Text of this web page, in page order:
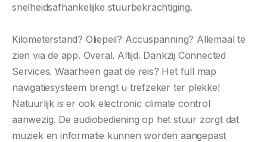
snelheidsafhankelijke stuurbekrachtiging.
Kilometerstand? Oliepeil? Accuspanning? Allemaal te
zien via de app. Overal. Altijd. Dankzij Connected
Services. Waarheen gaat de reis? Het full map
navigatiesysteem brengt u trefzeker ter plekke!
Natuurlijk is er ook electronic climate control
aanwezig. De audiobediening op het stuur zorgt dat
muziek en informatie kunnen worden aangepast